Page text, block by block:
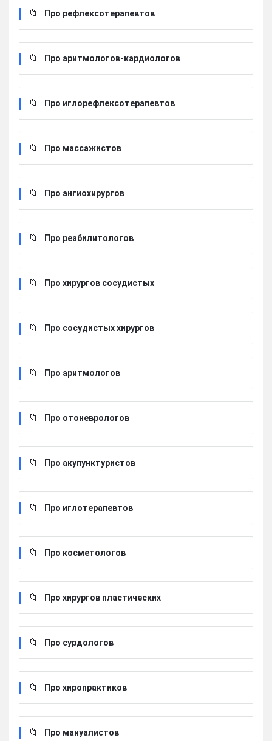
Про рефлексотерапевтов
Про аритмологов-кардиологов
Про иглорефлексотерапевтов
Про массажистов
Про ангиохирургов
Про реабилитологов
Про хирургов сосудистых
Про сосудистых хирургов
Про аритмологов
Про отоневрологов
Про акупунктуристов
Про иглотерапевтов
Про косметологов
Про хирургов пластических
Про сурдологов
Про хиропрактиков
Про мануалистов